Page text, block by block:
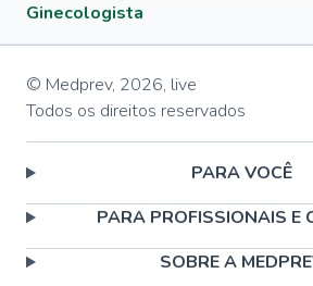
Ginecologista
© Medprev, 2026, live
Todos os direitos reservados
PARA VOCÊ
PARA PROFISSIONAIS E
SOBRE A